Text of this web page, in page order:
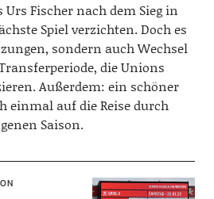
Fischer nach dem Sieg in
Spiel verzichten. Doch es
sondern auch Wechsel
die Unions
Außerdem: ein schöner
einmal auf die Reise durch
Saison.